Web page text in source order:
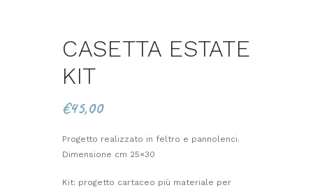
CASETTA ESTATE
KIT
€45,00
Progetto realizzato in feltro e pannolenci.
Dimensione cm 25×30
Kit: progetto cartaceo più materiale per